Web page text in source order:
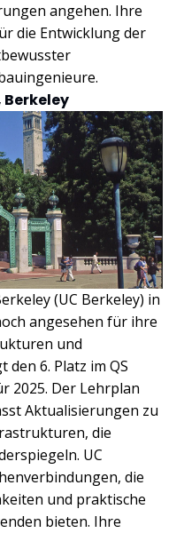
angehen. Ihre
die Entwicklung der
(UC Berkeley) in
angesehen für ihre
und
6. Platz im QS
2025. Der Lehrplan
Aktualisierungen zu
die
UC
die
und praktische
bieten. Ihre